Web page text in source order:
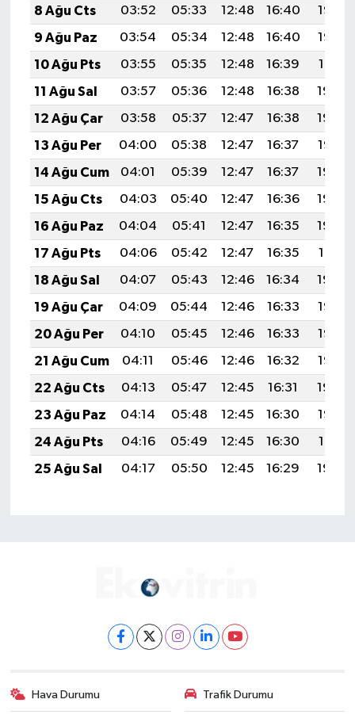
8 Ağu Cts
03:52 05:33 12:48 16:40
19:53
9 Ağu Paz
03:54 05:34 12:48 16:40
19:52
10 Ağu Pts
03:55 05:35 12:48 16:39
19:51
11 Ağu Sal
03:57 05:36 12:48 16:38
19:49
12 Ağu Çar
03:58 05:37 12:47 16:38
19:48
13 Ağu Per
04:00 05:38 12:47 16:37
19:47
14 Ağu Cum
04:01 05:39 12:47 16:37
19:45
15 Ağu Cts
04:03 05:40 12:47 16:36
19:44
16 Ağu Paz
04:04 05:41 12:47 16:35
19:43
17 Ağu Pts
04:06 05:42 12:47 16:35
19:41
18 Ağu Sal
04:07 05:43 12:46 16:34
19:40
19 Ağu Çar
04:09 05:44 12:46 16:33
19:38
20 Ağu Per
04:10 05:45 12:46 16:33
19:37
21 Ağu Cum
04:11 05:46 12:46 16:32
19:35
22 Ağu Cts
04:13 05:47 12:45 16:31
19:34
23 Ağu Paz
04:14 05:48 12:45 16:30
19:32
24 Ağu Pts
04:16 05:49 12:45 16:30
19:31
25 Ağu Sal
04:17 05:50 12:45 16:29 19:29
Hava Durumu Trafik Durumu